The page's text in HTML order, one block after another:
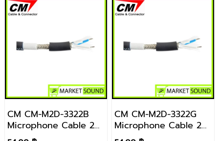
CM CM-M2D-3322B
Microphone Cable 2
Core, Stereo 22 AWG
CM CM-M2D-3322G
Microphone Cable 2
Core, Stereo 22 AWG